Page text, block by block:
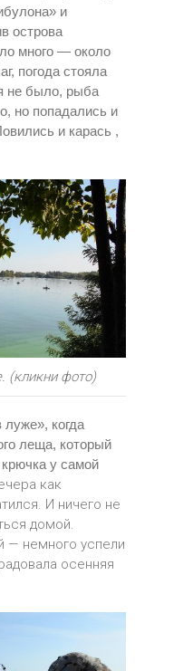
и
острова
много — около
погода стояла
не было, рыба
но попадались и
и карась ,
(кликни фото)
луже», когда
леща, который
у самой
как
И ничего не
домой.
— немного успели
осенняя